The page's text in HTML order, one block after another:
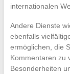
internationalen
Andere Dienste
ebenfalls
ermöglichen, die
Kommentaren zu
Besonderheiten